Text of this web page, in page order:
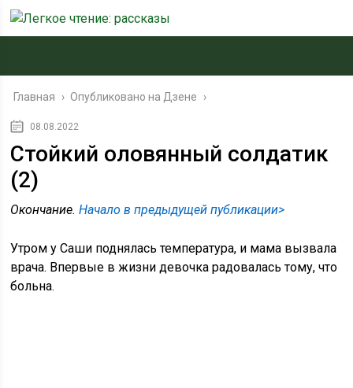
Главная › Опубликовано на Дзене ›
08.08.2022
Стойкий оловянный солдатик
(2)
Окончание.Начало в предыдущей публикации>
Утром у Саши поднялась температура, и мама вызвала
врача. Впервые в жизни девочка радовалась тому, что
больна.